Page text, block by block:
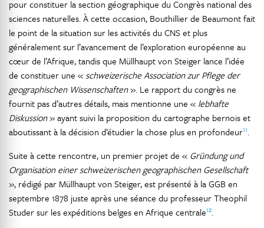
pour constituer la section géographique du Congrès national des
sciences naturelles. À cette occasion, Bouthillier de Beaumont fait
le point de la situation sur les activités du CNS et plus
généralement sur l’avancement de l’exploration européenne au
cœur de l’Afrique, tandis que Müllhaupt von Steiger lance l’idée
de constituer une «schweizerische Association zur Pflege der
geographischen Wissenschaften». Le rapport du congrès ne
fournit pas d’autres détails, mais mentionne une « lebhafte
Diskussion» ayant suivi la proposition du cartographe bernois et
aboutissant à la décision d’étudier la chose plus en profondeur11.
Suite à cette rencontre, un premier projet de « Gründung und
Organisation einer schweizerischen geographischen Gesellschaft
», rédigé par Müllhaupt von Steiger, est présenté à la GGB en
septembre 1878 juste après une séance du professeur Theophil
Studer sur les expéditions belges en Afrique centrale12.